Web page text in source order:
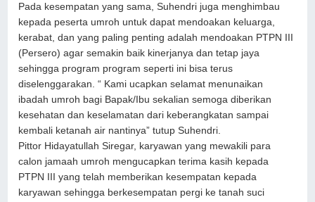
Pada kesempatan yang sama, Suhendri juga menghimbau
kepada peserta umroh untuk dapat mendoakan keluarga,
kerabat, dan yang paling penting adalah mendoakan PTPN III
(Persero) agar semakin baik kinerjanya dan tetap jaya
sehingga program program seperti ini bisa terus
diselenggarakan. “ Kami ucapkan selamat menunaikan
ibadah umroh bagi Bapak/Ibu sekalian semoga diberikan
kesehatan dan keselamatan dari keberangkatan sampai
kembali ketanah air nantinya” tutup Suhendri.
Pittor Hidayatullah Siregar, karyawan yang mewakili para
calon jamaah umroh mengucapkan terima kasih kepada
PTPN III yang telah memberikan kesempatan kepada
karyawan sehingga berkesempatan pergi ke tanah suci